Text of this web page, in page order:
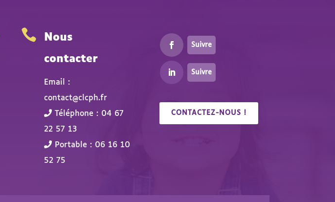

Nous
contacter
Email :
contact@clcph.fr
Téléphone : 04 67
22 57 13
Portable : 06 16 10
52 75
Suivre
Suivre
CONTACTEZ-NOUS !